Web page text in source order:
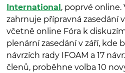
International, poprvé online.
zahrnuje přípravná zasedání
včetně online Fóra k
plenární zasedání v září, kde
návrzích rady IFOAM a 17
členů, proběhne volba 10